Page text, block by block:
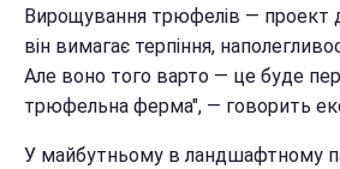
Вирощування трюфелів — проект
він вимагає терпіння,
Але воно того варто — це буде
трюфельна ферма", — говорить
У майбутньому в ландшафтному